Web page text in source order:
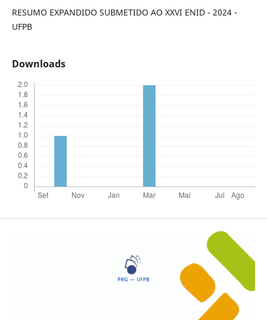
RESUMO EXPANDIDO SUBMETIDO AO XXVI ENID - 2024 -
UFPB
Downloads